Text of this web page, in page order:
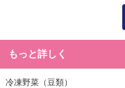
もっと詳しく
冷凍野菜（豆類）